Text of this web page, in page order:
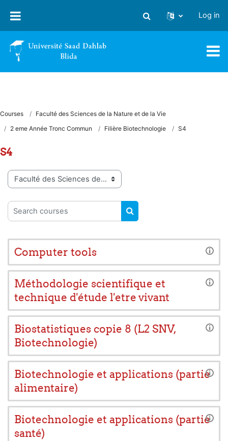
Toggle search input
Log in
Courses
Faculté des Sciences de la Nature et de la Vie
2 eme Année Tronc Commun
Filière Biotechnologie S4
S4
Course categories
Search courses
SEARCH COURSES
Computer tools
Méthodologie scientifique et
technique d'étude l'etre vivant
Biostatistiques copie 8 (L2 SNV,
Biotechnologie)
Biotechnologie et applications (partie
alimentaire)
Biotechnologie et applications (partie
santé)